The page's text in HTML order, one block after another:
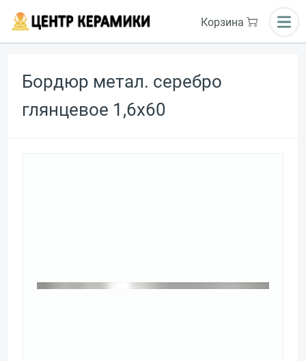
Корзина
Бордюр метал. серебро
глянцевое 1,6х60